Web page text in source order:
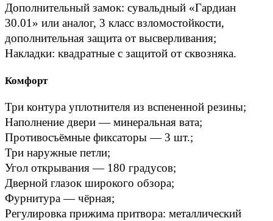
Дополнительный замок: сувальдный «Гардиан
30.01» или аналог, 3 класс взломостойкости,
дополнительная защита от высверливания;
Накладки: квадратные с защитой от сквозняка.
Комфорт
Три контура уплотнителя из вспененной резины;
Наполнение двери — минеральная вата;
Противосъёмные фиксаторы — 3 шт.;
Три наружные петли;
Угол открывания — 180 градусов;
Дверной глазок широкого обзора;
Фурнитура — чёрная;
Регулировка прижима притвора: металлический